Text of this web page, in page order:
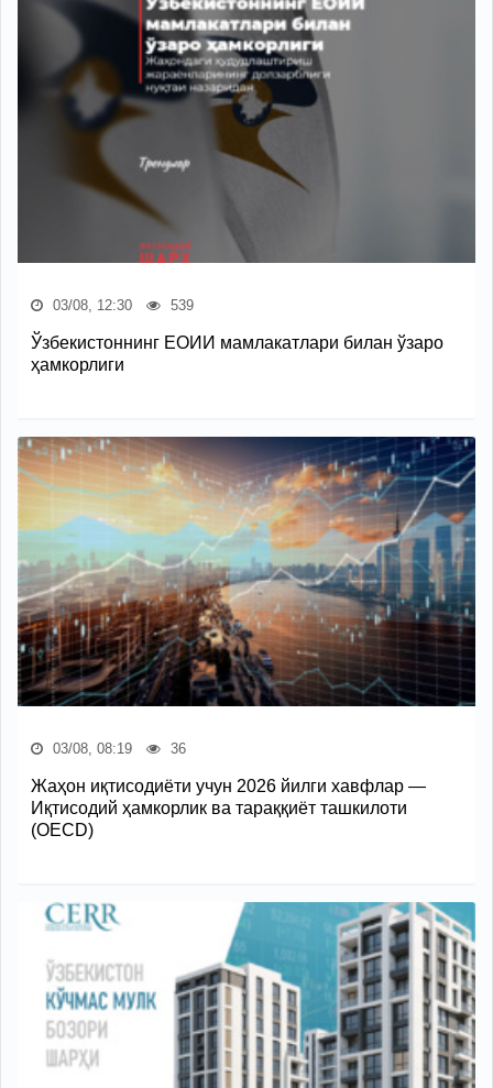
03/08, 12:30 539
Ўзбекистоннинг ЕОИИ мамлакатлари билан ўзаро
ҳамкорлиги
03/08, 08:19 36
Жаҳон иқтисодиёти учун 2026 йилги хавфлар —
Иқтисодий ҳамкорлик ва тараққиёт ташкилоти
(OECD)